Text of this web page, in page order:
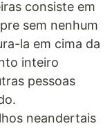
consiste em
sem nenhum
la em cima da
inteiro
pessoas
neandertais